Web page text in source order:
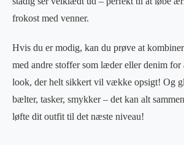
frokost med venner.
Hvis du er modig, kan du prøve at
med andre stoffer som læder eller denim for
look, der helt sikkert vil vække opsigt! Og
bælter, tasker, smykker – det kan alt
løfte dit outfit til det næste niveau!